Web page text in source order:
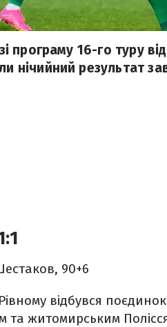
програму 16-го туру
нічийний результат
90+6
відбувся
та житомирським